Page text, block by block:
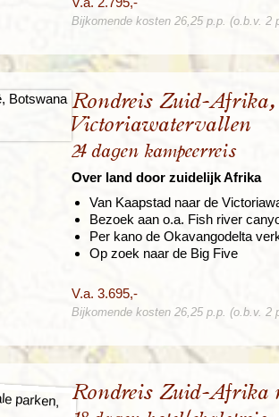
Bijkomende kosten 26,25 p.p. (o.b.v. 2
Rondreis Zuid-
Victoriawatervallen
24 dagen kampeerreis
Over land door zuidelijk Afrika
Van Kaapstad naar de
Bezoek aan o.a. Fish river
Per kano de Okavangodelta
Op zoek naar de Big Five
V.a. 3.695,-
Bijkomende kosten 26,25 p.p. (o.b.v. 2
Rondreis Zuid-Afrika